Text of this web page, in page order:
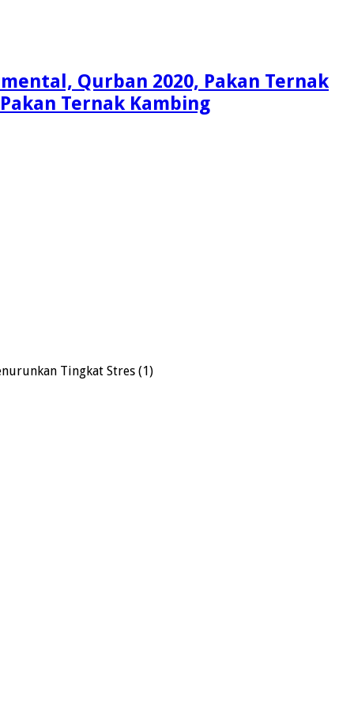
Qurban 2020, Pakan Ternak
Ternak Kambing
Tingkat Stres (1)